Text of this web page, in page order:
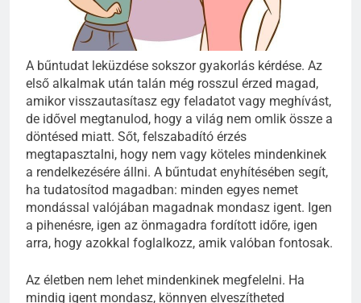
A bűntudat leküzdése sokszor gyakorlás kérdése. Az
első alkalmak után talán még rosszul érzed magad,
amikor visszautasítasz egy feladatot vagy meghívást,
de idővel megtanulod, hogy a világ nem omlik össze a
döntésed miatt. Sőt, felszabadító érzés
megtapasztalni, hogy nem vagy köteles mindenkinek
a rendelkezésére állni. A bűntudat enyhítésében segít,
ha tudatosítod magadban: minden egyes nemet
mondással valójában magadnak mondasz igent. Igen
a pihenésre, igen az önmagadra fordított időre, igen
arra, hogy azokkal foglalkozz, amik valóban fontosak.
Az életben nem lehet mindenkinek megfelelni. Ha
mindig igent mondasz, könnyen elveszítheted